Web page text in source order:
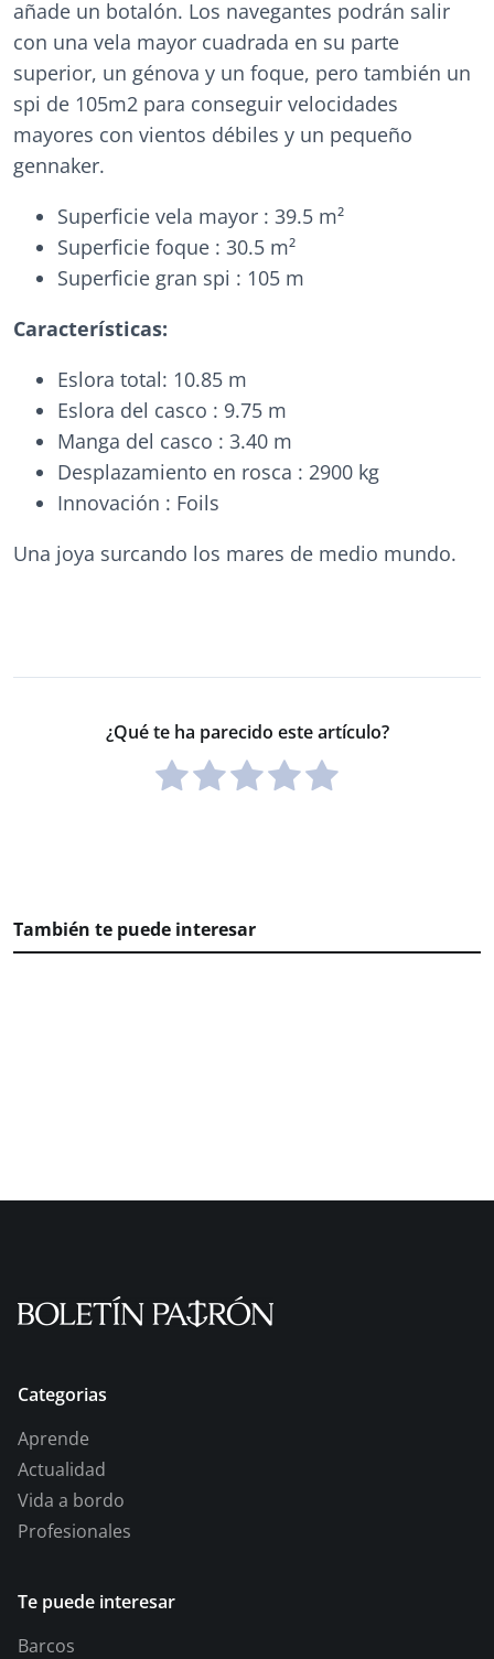
añade un botalón. Los navegantes podrán salir
con una vela mayor cuadrada en su parte
superior, un génova y un foque, pero también un
spi de 105m2 para conseguir velocidades
mayores con vientos débiles y un pequeño
gennaker.
Superficie vela mayor : 39.5 m²
Superficie foque : 30.5 m²
Superficie gran spi : 105 m
Características:
Eslora total: 10.85 m
Eslora del casco : 9.75 m
Manga del casco : 3.40 m
Desplazamiento en rosca : 2900 kg
Innovación : Foils
Una joya surcando los mares de medio mundo.
¿Qué te ha parecido este artículo?
También te puede interesar
Categorias
Aprende
Actualidad
Vida a bordo
Profesionales
Te puede interesar
Barcos